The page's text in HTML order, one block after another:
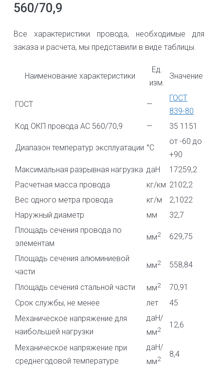
560/70,9
Все характеристики провода, необходимые для
заказа и расчета, мы представили в виде таблицы.
Наименование характеристики
Ед.
изм.
Значение
ГОСТ —
ГОСТ
839-80
Код ОКП провода АС 560/70,9
— 35 1151
Диапазон температур эксплуатации °С
от -60 до
+90
Максимальная разрывная нагрузка даН
17259,2
Расчетная масса провода
кг/км 2102,2
Вес одного метра провода
кг/м
2,1022
Наружный диаметр
мм
32,7
Площадь сечения провода по
элементам
мм2 629,75
Площадь сечения алюминиевой
части
мм2 558,84
Площадь сечения стальной части мм2
70,91
Срок службы, не менее
лет
45
Механическое напряжение для
наибольшей нагрузки
даН/
мм2
12,6
Механическое напряжение при
среднегодовой температуре
даН/
мм2
8,4